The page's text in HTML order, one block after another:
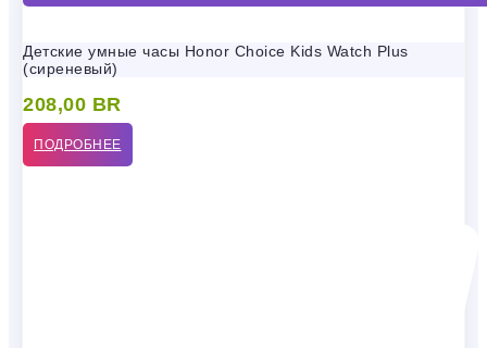
Детские умные часы Honor Choice Kids Watch Plus
(сиреневый)
208,00 BR
ПОДРОБНЕЕ